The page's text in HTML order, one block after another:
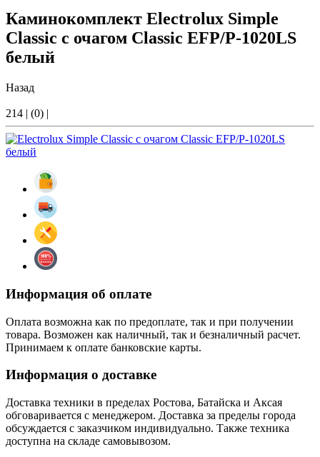
Каминокомплект Electrolux Simple
Classic с очагом Classic EFP/P-1020LS
белый
Назад
214 | (0) |
Информация об оплате
Оплата возможна как по предоплате, так и при получении
товара. Возможен как наличный, так и безналичный расчет.
Принимаем к оплате банковские карты.
Информация о доставке
Доставка техники в пределах Ростова, Батайска и Аксая
обговаривается с менеджером. Доставка за пределы города
обсуждается с заказчиком индивидуально. Также техника
доступна на складе самовывозом.